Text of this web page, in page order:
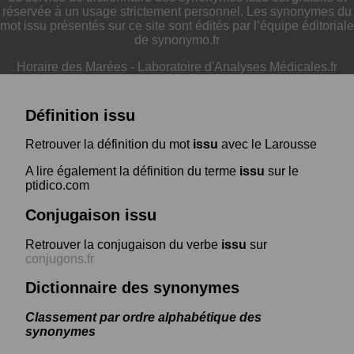
réservée à un usage strictement personnel. Les synonymes du
mot issu présentés sur ce site sont édités par l’équipe éditoriale
de synonymo.fr
Horaire des Marées - Laboratoire d'Analyses Médicales.fr
Définition issu
Retrouver la définition du mot issu avec le Larousse
A lire également la définition du terme issu sur le
ptidico.com
Conjugaison issu
Retrouver la conjugaison du verbe issu sur
conjugons.fr
Dictionnaire des synonymes
Classement par ordre alphabétique des
synonymes